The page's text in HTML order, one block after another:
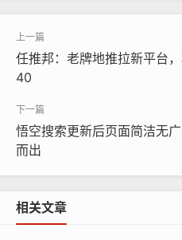
任推邦：老牌地推拉新平台
40
悟空搜索更新后页面简洁无
而出
相关文章